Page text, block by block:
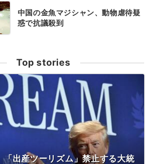
中国の金魚マジシャン、動物虐待疑
惑で抗議殺到
Top stories
「出産ツーリズム」禁止する大統